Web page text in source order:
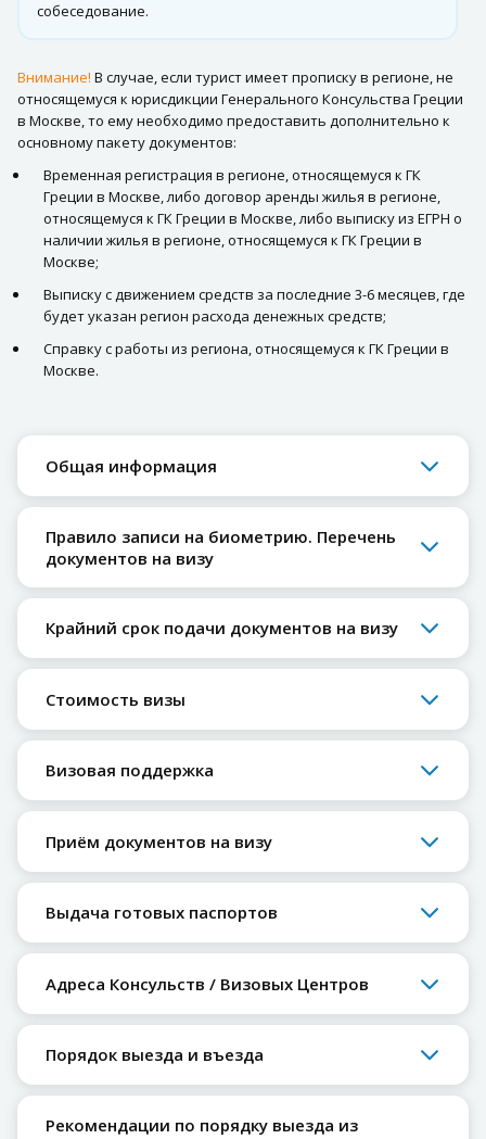
собеседование.
Внимание! В случае, если турист имеет прописку в регионе, не
относящемуся к юрисдикции Генерального Консульства Греции
в Москве, то ему необходимо предоставить дополнительно к
основному пакету документов:
Временная регистрация в регионе, относящемуся к ГК
Греции в Москве, либо договор аренды жилья в регионе,
относящемуся к ГК Греции в Москве, либо выписку из ЕГРН о
наличии жилья в регионе, относящемуся к ГК Греции в
Москве;
Выписку с движением средств за последние 3-6 месяцев, где
будет указан регион расхода денежных средств;
Справку с работы из региона, относящемуся к ГК Греции в
Москве.
Общая информация
Правило записи на биометрию. Перечень
документов на визу
Крайний срок подачи документов на визу
Стоимость визы
Визовая поддержка
Приём документов на визу
Выдача готовых паспортов
Адреса Консульств / Визовых Центров
Порядок выезда и въезда
Рекомендации по порядку выезда из